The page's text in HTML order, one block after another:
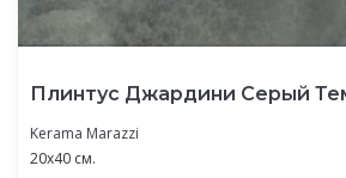
Плинтус Джардини Серый
Kerama Marazzi
20x40 см.